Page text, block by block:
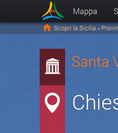
Mappa
Scopri la Sicilia >
Santa